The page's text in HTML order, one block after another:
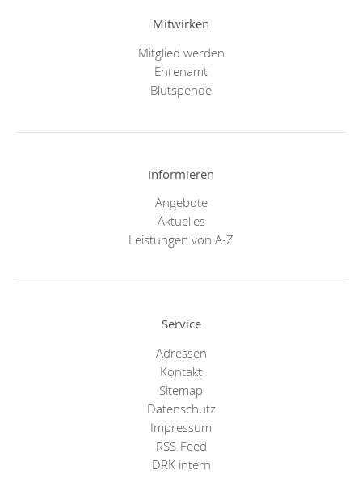
Mitwirken
Mitglied werden
Ehrenamt
Blutspende
Informieren
Angebote
Aktuelles
Leistungen von A-Z
Service
Adressen
Kontakt
Sitemap
Datenschutz
Impressum
RSS-Feed
DRK intern